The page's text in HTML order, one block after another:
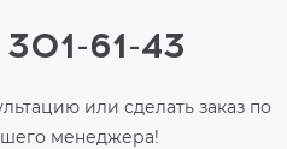
61-43
или сделать заказ по
менеджера!